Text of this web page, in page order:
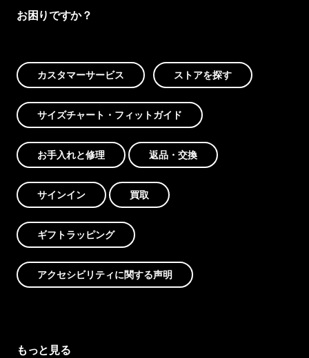
お困りですか？
カスタマーサービス ストアを探す
サイズチャート・フィットガイド
お手入れと修理 返品・交換
サインイン 買取
ギフトラッピング
アクセシビリティに関する声明
もっと見る